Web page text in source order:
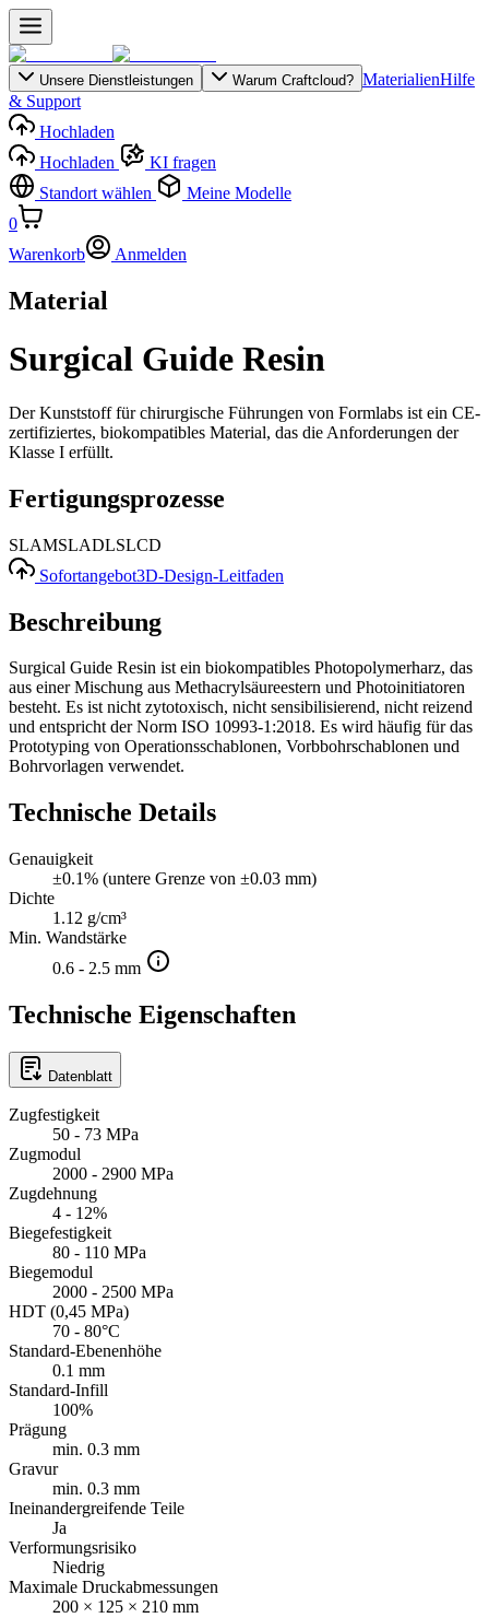
Unsere Dienstleistungen Warum Craftcloud? MaterialienHilfe
& Support
Hochladen
Hochladen
KI fragen
Standort wählen
Meine Modelle
0
Warenkorb
Anmelden
Material
Surgical Guide Resin
Der Kunststoff für chirurgische Führungen von Formlabs ist ein CE-
zertifiziertes, biokompatibles Material, das die Anforderungen der
Klasse I erfüllt.
Fertigungsprozesse
SLAMSLADLSLCD
Sofortangebot3D-Design-Leitfaden
Beschreibung
Surgical Guide Resin ist ein biokompatibles Photopolymerharz, das
aus einer Mischung aus Methacrylsäureestern und Photoinitiatoren
besteht. Es ist nicht zytotoxisch, nicht sensibilisierend, nicht reizend
und entspricht der Norm ISO 10993-1:2018. Es wird häufig für das
Prototyping von Operationsschablonen, Vorbbohrschablonen und
Bohrvorlagen verwendet.
Technische Details
Genauigkeit
±0.1% (untere Grenze von ±0.03 mm)
Dichte
1.12 g/cm³
Min. Wandstärke
0.6 - 2.5 mm
Technische Eigenschaften
Datenblatt
Zugfestigkeit
50 - 73 MPa
Zugmodul
2000 - 2900 MPa
Zugdehnung
4 - 12%
Biegefestigkeit
80 - 110 MPa
Biegemodul
2000 - 2500 MPa
HDT (0,45 MPa)
70 - 80°C
Standard-Ebenenhöhe
0.1 mm
Standard-Infill
100%
Prägung
min. 0.3 mm
Gravur
min. 0.3 mm
Ineinandergreifende Teile
Ja
Verformungsrisiko
Niedrig
Maximale Druckabmessungen
200 × 125 × 210 mm